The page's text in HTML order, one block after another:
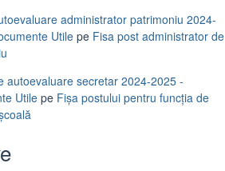
administrator patrimoniu 2024-
Utile pe Fisa post administrator de
autoevaluare secretar 2024-2025 -
Utile pe Fișa postului pentru funcția de